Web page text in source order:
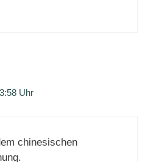
Uhr
chinesischen